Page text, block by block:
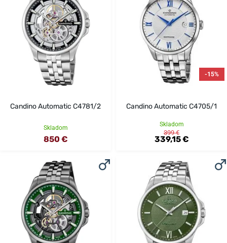
Candino Automatic C4781/2
Skladom
850 €
-15%
Candino Automatic C4705/1
Skladom
399 €
339,15 €